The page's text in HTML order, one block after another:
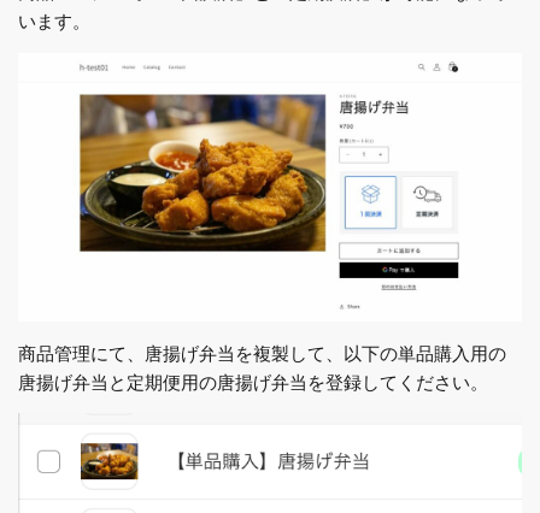
います。
商品管理にて、唐揚げ弁当を複製して、以下の単品購入用の
唐揚げ弁当と定期便用の唐揚げ弁当を登録してください。